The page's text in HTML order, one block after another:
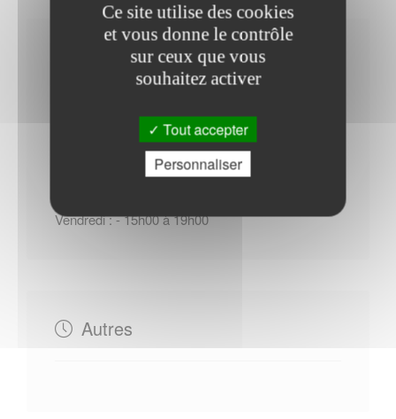
Horaires Mairie
Lundi : - 08h30 à 12h00
Mardi : - 14h00 à 18h00
Vendredi : - 15h00 à 19h00
Autres
Ce site utilise des cookies
et vous donne le contrôle
sur ceux que vous
souhaitez activer
Tout accepter
Personnaliser